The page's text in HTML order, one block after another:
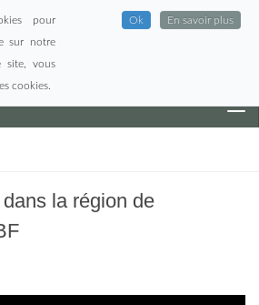
la région de
pour
sur notre
site, vous
cookies.
Ok En savoir plus